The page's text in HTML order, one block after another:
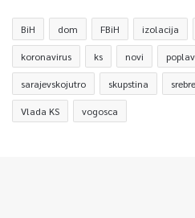
BiH dom FBiH izolacija
koronavirus ks novi
sarajevskojutro skupstina
Vlada KS vogosca